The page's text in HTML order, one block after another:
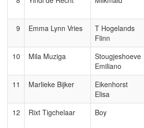
9
Emma Lynn Vries
T Hogelands
Flinn
10 Mila Muziga
Stougjeshoeve
Emiliano
11
Marlieke Bijker
Eikenhorst
Elisa
12
Rixt Tigchelaar Boy